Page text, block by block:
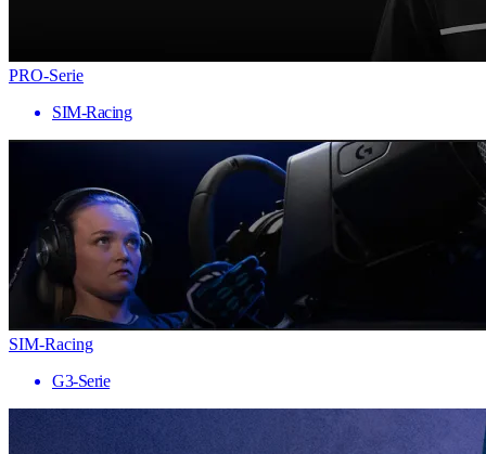
PRO-Serie
SIM-Racing
SIM-Racing
G3-Serie